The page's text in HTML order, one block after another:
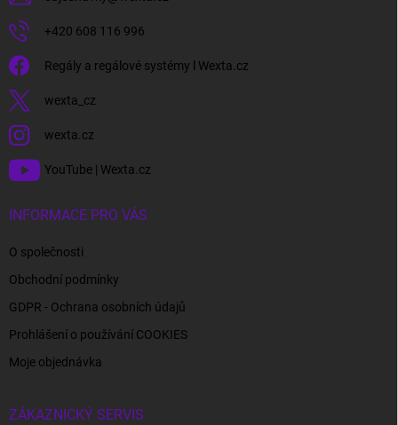
+420 608 116 996
Regály a regálové systémy l Wexta.cz
wexta_cz
wexta.cz
YouTube | Wexta.cz
INFORMACE PRO VÁS
O společnosti
Obchodní podmínky
GDPR - Ochrana osobních údajů
Prohlášení o používání COOKIES
Moje objednávka
ZÁKAZNICKÝ SERVIS